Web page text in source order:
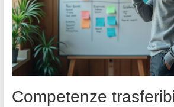
Competenze